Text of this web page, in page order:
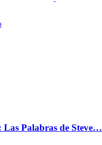
Las Palabras de Steve…